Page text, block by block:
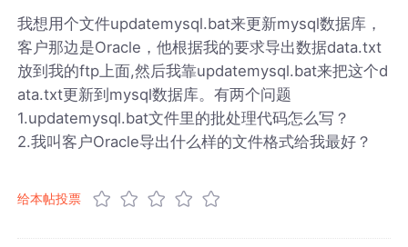
我想用个文件updatemysql.bat来更新mysql数据库，
客户那边是Oracle，他根据我的要求导出数据data.txt
放到我的ftp上面,然后我靠updatemysql.bat来把这个d
ata.txt更新到mysql数据库。有两个问题
1.updatemysql.bat文件里的批处理代码怎么写？
2.我叫客户Oracle导出什么样的文件格式给我最好？
给本帖投票